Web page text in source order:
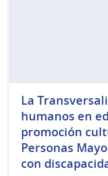
La
humanos en
promoción
Personas
con